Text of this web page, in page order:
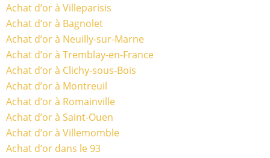
Achat d’or à Villeparisis
Achat d’or à Bagnolet
Achat d’or à Neuilly-sur-Marne
Achat d’or à Tremblay-en-France
Achat d’or à Clichy-sous-Bois
Achat d’or à Montreuil
Achat d’or à Romainville
Achat d’or à Saint-Ouen
Achat d’or à Villemomble
Achat d’or dans le 93